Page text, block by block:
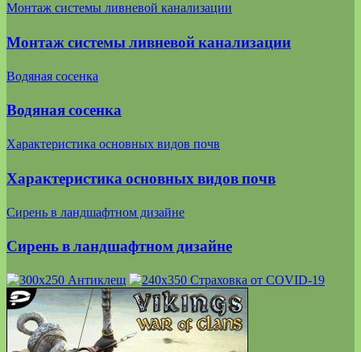
Монтаж системы ливневой канализации
Монтаж системы ливневой канализации
Водяная сосенка
Водяная сосенка
Характеристика основных видов почв
Характеристика основных видов почв
Сирень в ландшафтном дизайне
Сирень в ландшафтном дизайне